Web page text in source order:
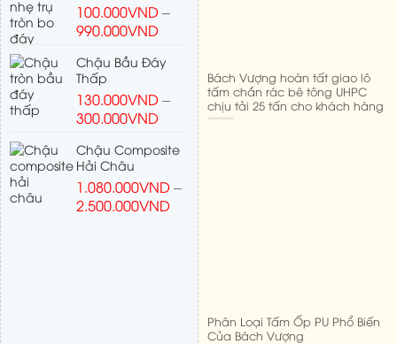
100.000VND–
990.000VND
Chậu Bầu Đáy
Thấp
130.000VND–
300.000VND
Chậu Composite
Hải Châu
1.080.000VND–
2.500.000VND
Bách Vượng hoàn tất giao lô
tấm chắn rác bê tông UHPC
chịu tải 25 tấn cho khách hàng
Phân Loại Tấm Ốp PU Phổ Biến
Của Bách Vượng